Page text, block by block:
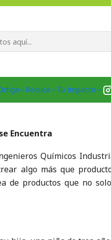
Reduce Tu Impacto
Bienvenidos Senzai a
Encuentra
Químicos
algo más que
productos que no